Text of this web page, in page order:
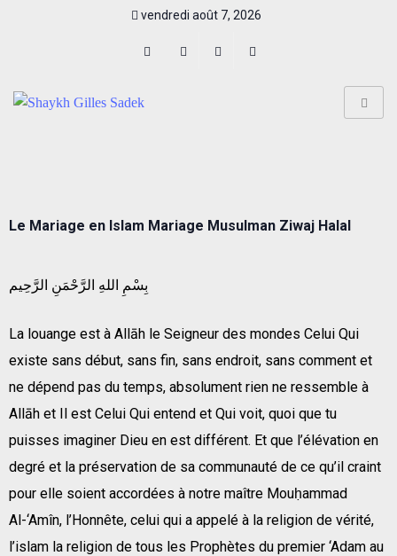
vendredi août 7, 2026
Le Mariage en Islam Mariage Musulman Ziwaj Halal
بِسْمِ اللهِ الرَّحْمَنِ الرَّحِيم
La louange est à Allāh le Seigneur des mondes Celui Qui
existe sans début, sans fin, sans endroit, sans comment et
ne dépend pas du temps, absolument rien ne ressemble à
Allāh et Il est Celui Qui entend et Qui voit, quoi que tu
puisses imaginer Dieu en est différent. Et que l’élévation en
degré et la préservation de sa communauté de ce qu’il craint
pour elle soient accordées à notre maître Mouḥammad
Al-‘Amîn, l’Honnête, celui qui a appelé à la religion de vérité,
l’islam la religion de tous les Prophètes du premier ‘Adam au